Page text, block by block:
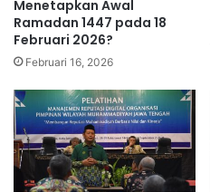
Menetapkan Awal
Ramadan 1447 pada 18
Februari 2026?
Februari 16, 2026